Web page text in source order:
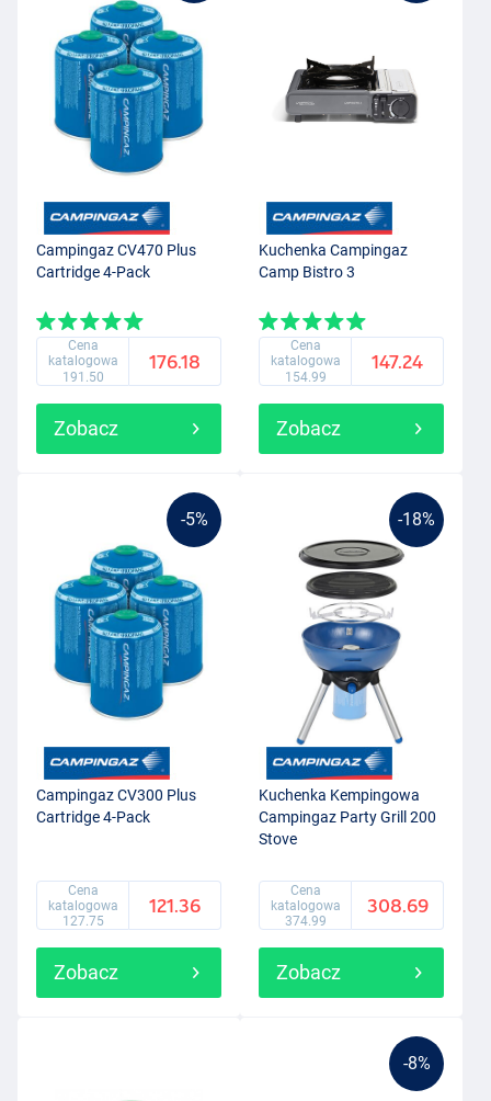
Campingaz CV470 Plus
Cartridge 4-Pack
Cena
katalogowa
191.50
176.18
Zobacz
Kuchenka Campingaz
Camp Bistro 3
Cena
katalogowa
154.99
147.24
Zobacz
-5%
Campingaz CV300 Plus
Cartridge 4-Pack
Cena
katalogowa
127.75
121.36
Zobacz
-18%
Kuchenka Kempingowa
Campingaz Party Grill 200
Stove
Cena
katalogowa
374.99
308.69
Zobacz
-8%